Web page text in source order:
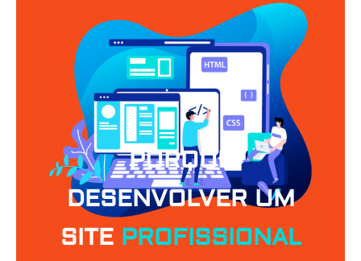
PORQUE
DESENVOLVER UM
SITE PROFISSIONAL